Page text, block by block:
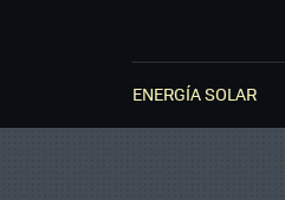
ENERGÍA SOLAR